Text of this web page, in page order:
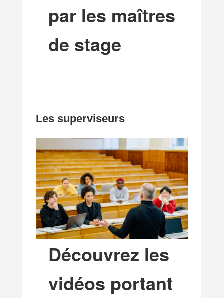
par les maîtres
de stage
Les superviseurs
Découvrez les
vidéos portant